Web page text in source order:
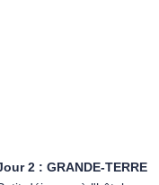
sera
Il sera
détails dans la
31/5/27 puis à
2 :GRANDE-TERRE